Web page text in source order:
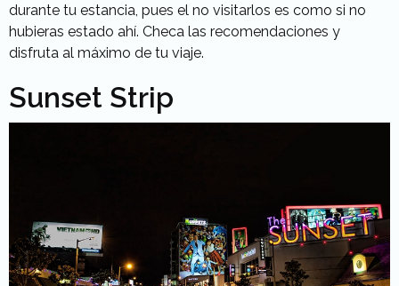
durante tu estancia, pues el no visitarlos es como si no
hubieras estado ahí. Checa las recomendaciones y
disfruta al máximo de tu viaje.
Sunset Strip